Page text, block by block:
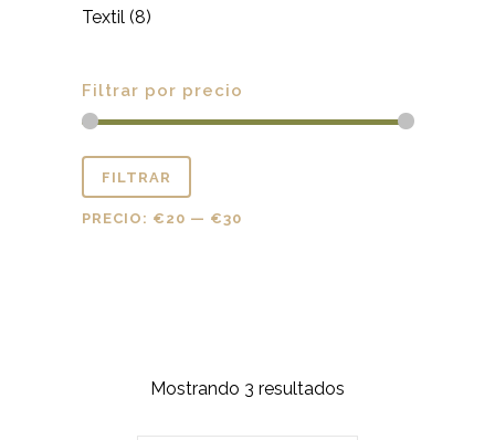
Textil (8)
Filtrar por precio
FILTRAR
PRECIO: €20 — €30
Mostrando 3 resultados